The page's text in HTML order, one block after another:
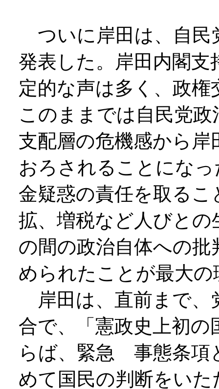
ついに岸田は、自民
発表した。岸田内閣支
定的な声は多く、政
このままでは自民党
支配層の危機感から
おろされることにな
金疑惑の責任を取る
拡、増税など人びと
の間の政治自体への
められたことが最大の
岸田は、直前まで、
合で、「憲政史上初
らば、緊急 事態条項
めて国民の判断をい